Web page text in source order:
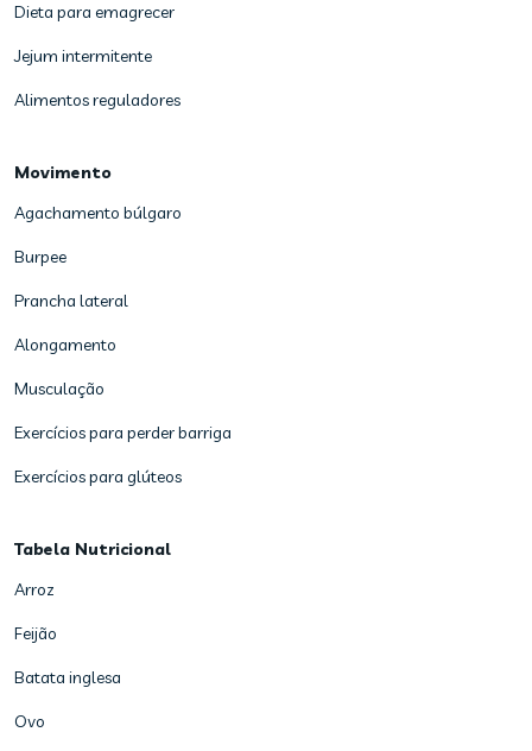
Dieta para emagrecer
Jejum intermitente
Alimentos reguladores
Movimento
Agachamento búlgaro
Burpee
Prancha lateral
Alongamento
Musculação
Exercícios para perder barriga
Exercícios para glúteos
Tabela Nutricional
Arroz
Feijão
Batata inglesa
Ovo